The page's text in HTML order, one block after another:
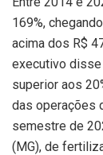
169%,
acima dos R$
executivo disse
superior aos
das operações
semestre de
(MG), de